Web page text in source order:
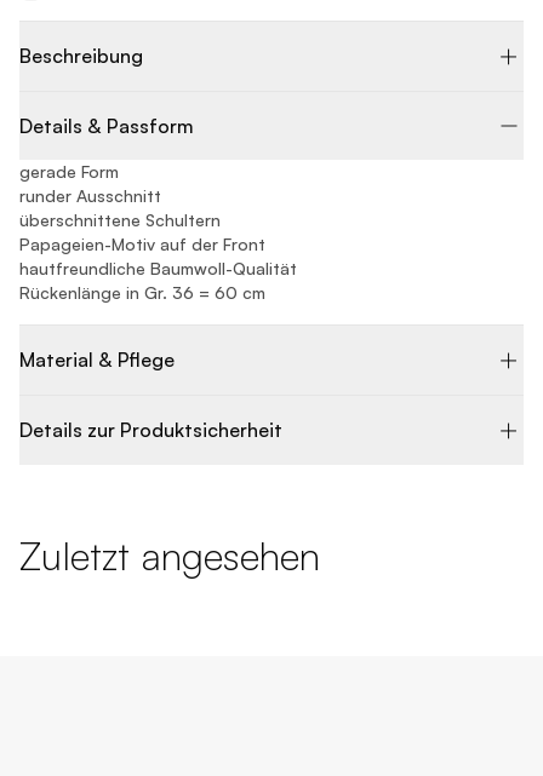
Beschreibung
Details & Passform
gerade Form
runder Ausschnitt
überschnittene Schultern
Papageien-Motiv auf der Front
hautfreundliche Baumwoll-Qualität
Rückenlänge in Gr. 36 = 60 cm
Material & Pflege
Details zur Produktsicherheit
Zuletzt angesehen